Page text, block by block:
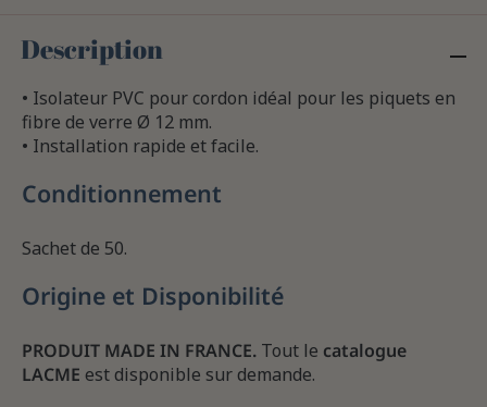
Description
• Isolateur PVC pour cordon idéal pour les piquets en
fibre de verre Ø 12 mm.
• Installation rapide et facile.
Conditionnement
Sachet de 50.
Origine et Disponibilité
PRODUIT MADE IN FRANCE. Tout le catalogue
LACME est disponible sur demande.